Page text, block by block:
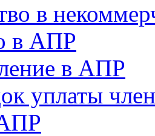
в
в АПР
в АПР
уплаты